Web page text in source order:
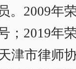
。2009年
；2019年
津市律师